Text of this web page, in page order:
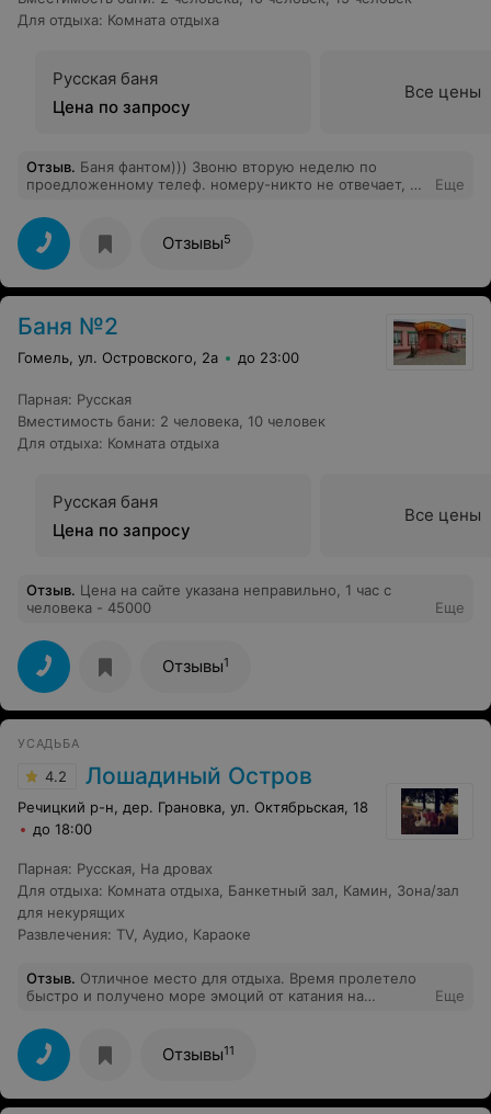
Для отдыха: Комната отдыха
Русская баня
Цена по запросу
Все цены
Отзыв. Баня фантом))) Звоню вторую неделю по
проедложенному телеф. номеру-никто не отвечает, ни
Еще
Отзывы5
Баня №2
Гомель, ул. Островского, 2а до 23:00
Парная: Русская
Вместимость бани: 2 человека 10 человек
Для отдыха: Комната отдыха
Русская баня
Цена по запросу
Все цены
Отзыв. Цена на сайте указана неправильно, 1 час с
человека - 45000
Еще
Отзывы1
УСАДЬБА
4.2 Лошадиный Остров
Речицкий р-н, дер. Грановка, ул. Октябрьская, 18
до 18:00
Парная: Русская На дровах
Для отдыха: Комната отдыха Банкетный зал Камин
Зона/зал
для некурящих
Развлечения: TV Аудио Караоке
Отзыв. Отличное место для отдыха. Время пролетело
быстро и получено море эмоций от катания на
обслуживание.
Еще
Отзывы11